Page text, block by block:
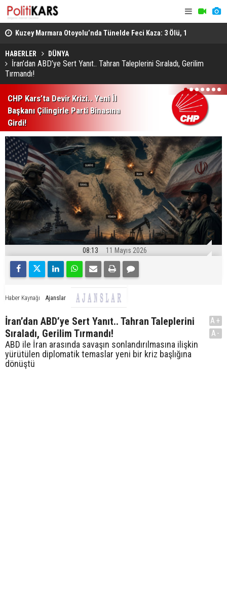
Kuzey Marmara Otoyolu’nda Tünelde Feci Kaza: 3 Ölü, 1
Ağır Yaralı
HABERLER DÜNYA
İran’dan ABD’ye Sert Yanıt.. Tahran Taleplerini Sıraladı, Gerilim
Tırmandı!
CHP Kars’ta Devir Krizi.. Yeni İl
Başkanı Çilingirle Parti Binasına
Girdi!
1 2 3 4 5 6 7
08:13 11 Mayıs 2026
Haber Kaynağı Ajanslar
İran’dan ABD’ye Sert Yanıt.. Tahran Taleplerini
Sıraladı, Gerilim Tırmandı!
ABD ile İran arasında savaşın sonlandırılmasına ilişkin
yürütülen diplomatik temaslar yeni bir kriz başlığına
dönüştü
A+
A-